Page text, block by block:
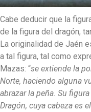
Cabe deducir que la
de la figura del dragón,
La originalidad de Jaén
a tal figura, tal como
Mazas: “se extiende la
Norte, haciendo alguna
abrazar la peña. Su
Dragón, cuya cabeza es